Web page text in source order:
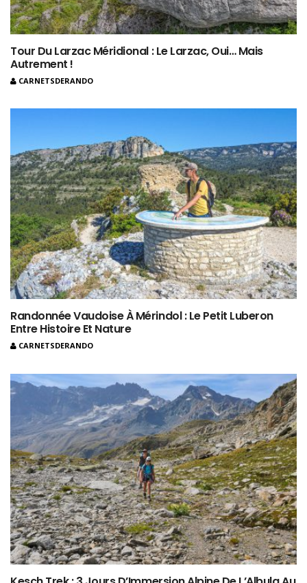
Tour Du Larzac Méridional : Le Larzac, Oui… Mais
Autrement !
CARNETSDERANDO
Randonnée Vaudoise À Mérindol : Le Petit Luberon
Entre Histoire Et Nature
CARNETSDERANDO